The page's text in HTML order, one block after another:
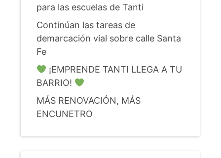
para las escuelas de Tanti
Continúan las tareas de
demarcación vial sobre calle Santa
Fe
¡EMPRENDE TANTI LLEGA A TU
BARRIO!
MÁS RENOVACIÓN, MÁS
ENCUNETRO